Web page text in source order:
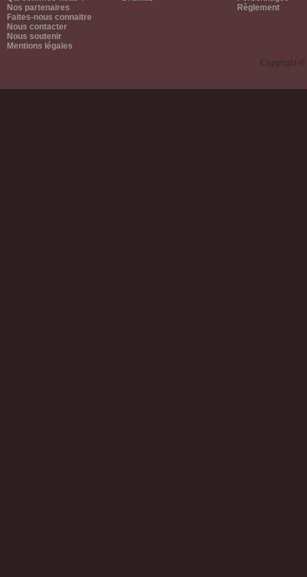
Nos partenaires
Faites-nous connaitre
Nous contacter
Nous soutenir
Mentions légales
Règlement
Copyright ©